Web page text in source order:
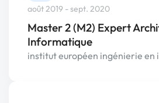
août 2019 - sept. 2020
Master 2 (M2) Expert
Informatique
institut européen ingénierie en